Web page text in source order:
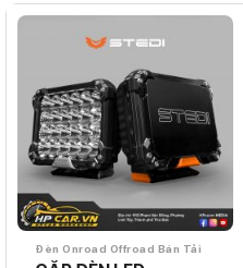
Đèn Onroad Offroad Bán Tải